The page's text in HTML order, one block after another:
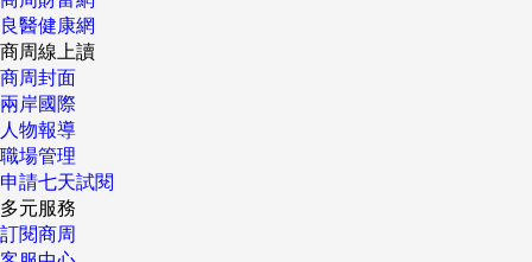
良醫健康網
商周線上讀
商周封面
兩岸國際
人物報導
職場管理
申請七天試閱
多元服務
訂閱商周